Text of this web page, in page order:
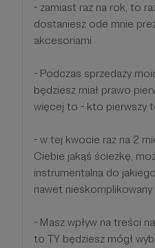
- zamiast raz na rok, to
dostaniesz ode mnie
akcesoriami
- Podczas sprzedaży
będziesz miał prawo
więcej to - kto pierwszy
- w tej kwocie raz na 2
Ciebie jakąś ścieżkę,
instrumentalna do
nawet nieskomplikowany
- Masz wpływ na treści
to TY będziesz mógł